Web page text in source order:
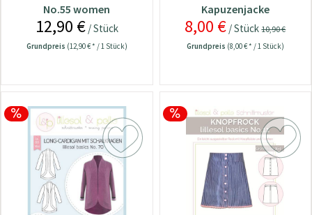
No.55 women
12,90 €/ Stück
Grundpreis (12,90 € * / 1 Stück)
Kapuzenjacke
8,00 € / Stück10,90 €
Grundpreis (8,00 € * / 1 Stück)